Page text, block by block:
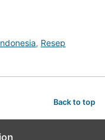
, Resep
Back to top